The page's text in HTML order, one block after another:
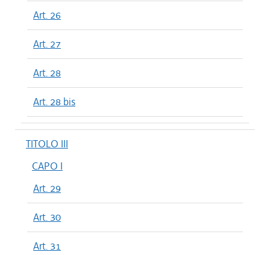
Art. 26
Art. 27
Art. 28
Art. 28 bis
TITOLO III
CAPO I
Art. 29
Art. 30
Art. 31